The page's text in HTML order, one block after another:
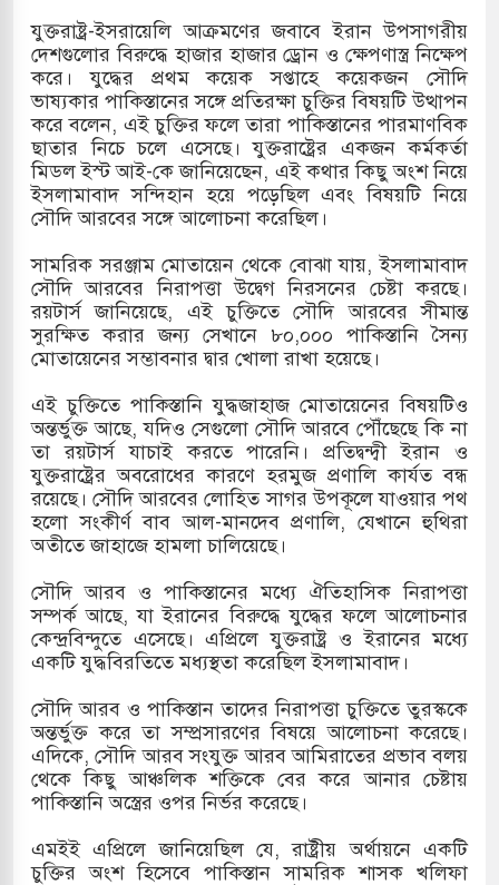
পথে ইসরায়েলীরা,হাতছাড়ার ঝুঁকিতে জরুরি
পাহাড়ি ঢলে ফুঁসে উঠেছে তিস্তা
যুক্তরাষ্ট্র-ইসরায়েলি আক্রমণের জবাবে ইরান উপসাগরীয়
দেশগুলোর বিরুদ্ধে হাজার হাজার ড্রোন ও ক্ষেপণাস্ত্র নিক্ষেপ
করে। যুদ্ধের প্রথম কয়েক সপ্তাহে কয়েকজন সৌদি
ভাষ্যকার পাকিস্তানের সঙ্গে প্রতিরক্ষা চুক্তির বিষয়টি উত্থাপন
করে বলেন, এই চুক্তির ফলে তারা পাকিস্তানের পারমাণবিক
ছাতার নিচে চলে এসেছে। যুক্তরাষ্ট্রের একজন কর্মকর্তা
মিডল ইস্ট আই-কে জানিয়েছেন, এই কথার কিছু অংশ নিয়ে
ইসলামাবাদ সন্দিহান হয়ে পড়েছিল এবং বিষয়টি নিয়ে
সৌদি আরবের সঙ্গে আলোচনা করেছিল।
সামরিক সরঞ্জাম মোতায়েন থেকে বোঝা যায়, ইসলামাবাদ
সৌদি আরবের নিরাপত্তা উদ্বেগ নিরসনের চেষ্টা করছে।
রয়টার্স জানিয়েছে, এই চুক্তিতে সৌদি আরবের সীমান্ত
সুরক্ষিত করার জন্য সেখানে ৮০,০০০ পাকিস্তানি সৈন্য
মোতায়েনের সম্ভাবনার দ্বার খোলা রাখা হয়েছে।
এই চুক্তিতে পাকিস্তানি যুদ্ধজাহাজ মোতায়েনের বিষয়টিও
অন্তর্ভুক্ত আছে, যদিও সেগুলো সৌদি আরবে পৌঁছেছে কি না
তা রয়টার্স যাচাই করতে পারেনি। প্রতিদ্বন্দ্বী ইরান ও
যুক্তরাষ্ট্রের অবরোধের কারণে হরমুজ প্রণালি কার্যত বন্ধ
রয়েছে। সৌদি আরবের লোহিত সাগর উপকূলে যাওয়ার পথ
হলো সংকীর্ণ বাব আল-মানদেব প্রণালি, যেখানে হুথিরা
অতীতে জাহাজে হামলা চালিয়েছে।
সৌদি আরব ও পাকিস্তানের মধ্যে ঐতিহাসিক নিরাপত্তা
সম্পর্ক আছে, যা ইরানের বিরুদ্ধে যুদ্ধের ফলে আলোচনার
কেন্দ্রবিন্দুতে এসেছে। এপ্রিলে যুক্তরাষ্ট্র ও ইরানের মধ্যে
একটি যুদ্ধবিরতিতে মধ্যস্থতা করেছিল ইসলামাবাদ।
সৌদি আরব ও পাকিস্তান তাদের নিরাপত্তা চুক্তিতে তুরস্ককে
অন্তর্ভুক্ত করে তা সম্প্রসারণের বিষয়ে আলোচনা করেছে।
এদিকে, সৌদি আরব সংযুক্ত আরব আমিরাতের প্রভাব বলয়
থেকে কিছু আঞ্চলিক শক্তিকে বের করে আনার চেষ্টায়
পাকিস্তানি অস্ত্রের ওপর নির্ভর করেছে।
এমইই এপ্রিলে জানিয়েছিল যে, রাষ্ট্রীয় অর্থায়নে একটি
চুক্তির অংশ হিসেবে পাকিস্তান সামরিক শাসক খলিফা